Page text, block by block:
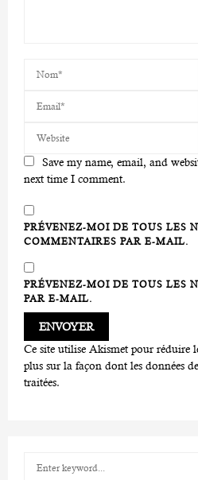
Save my name, email, and
next time I comment.
PRÉVENEZ-MOI DE TOUS LES
COMMENTAIRES PAR E-MAIL.
PRÉVENEZ-MOI DE TOUS LES
PAR E-MAIL.
Ce site utilise Akismet pour réduire
plus sur la façon dont les données
traitées.